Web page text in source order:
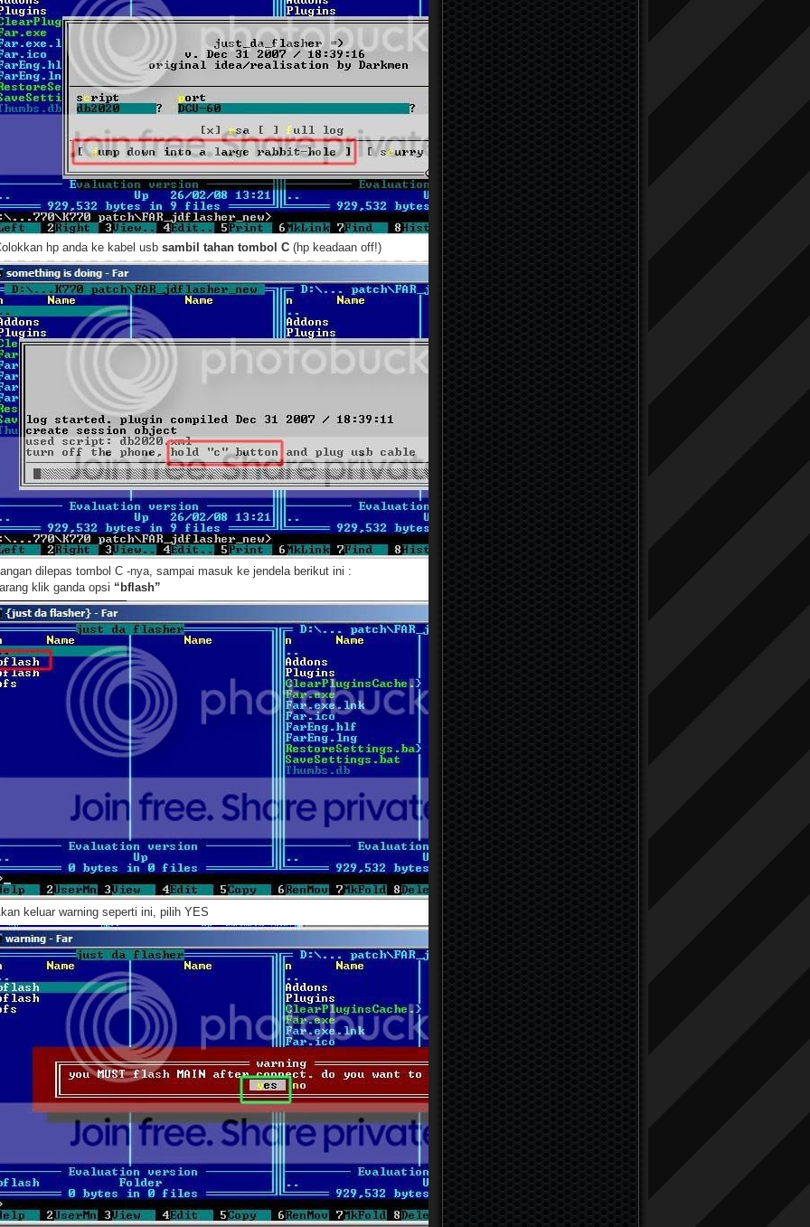
hp anda ke kabel usb sambil tahan tombol C (hp keadaan off!)
dilepas tombol C -nya, sampai masuk ke jendela berikut ini :
klik ganda opsi “bflash”
keluar warning seperti ini, pilih YES